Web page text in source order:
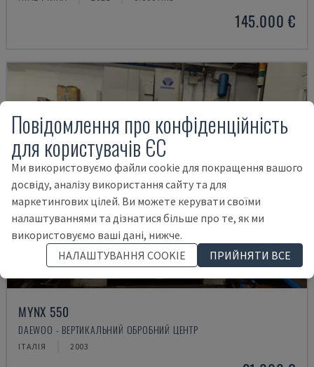
145.000 €
MYNX 550
DAEWOO - ВЕРТИКАЛЬНИЙ ОБРОБНИЙ ЦЕНТР
ІТАЛІЯ 2003
Повідомлення про конфіденційність
для користувачів ЄС
Ми використовуємо файли cookie для покращення вашого
досвіду, аналізу використання сайту та для
маркетингових цілей. Ви можете керувати своїми
налаштуваннями та дізнатися більше про те, як ми
використовуємо ваші дані, нижче.
НАЛАШТУВАННЯ COOKIE
ПРИЙНЯТИ ВСЕ